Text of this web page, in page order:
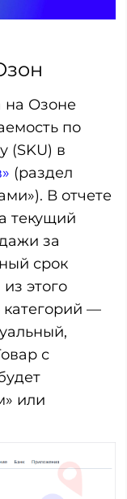
на Озоне
по
(SKU) в
(раздел
В отчете
текущий
за
срок
этого
категорий —
с
или